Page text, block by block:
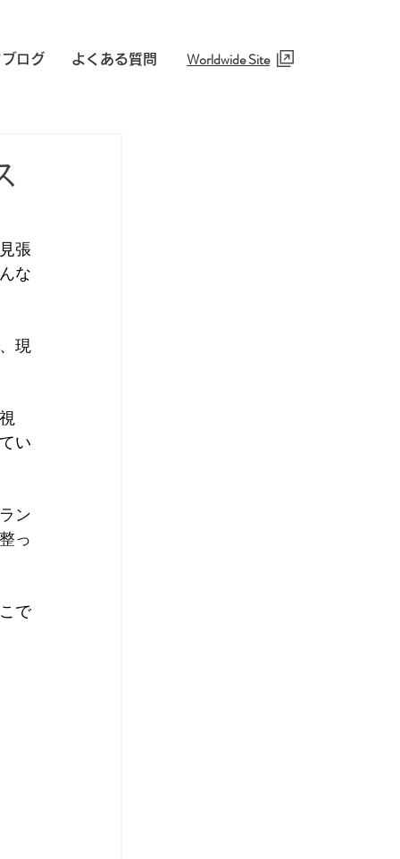
ログ よくある質問 Worldwide Site​
張
な
現
い
ン
っ
で